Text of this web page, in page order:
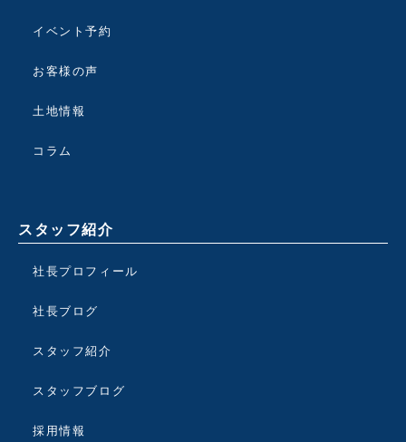
イベント予約
お客様の声
土地情報
コラム
スタッフ紹介
社長プロフィール
社長ブログ
スタッフ紹介
スタッフブログ
採用情報